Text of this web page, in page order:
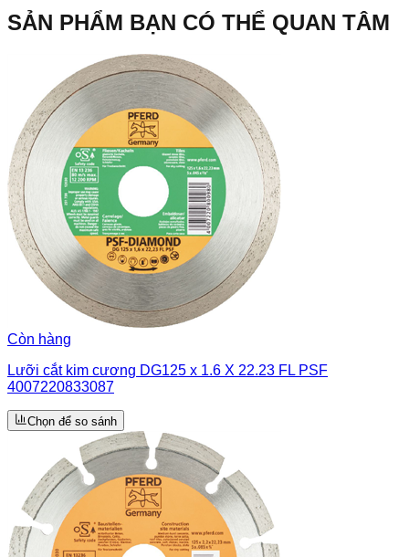
SẢN PHẨM BẠN CÓ THỂ QUAN TÂM
Còn hàng
Lưỡi cắt kim cương DG125 x 1.6 X 22.23 FL PSF
4007220833087
Chọn để so sánh